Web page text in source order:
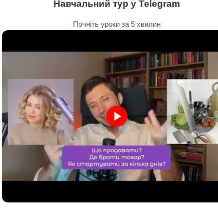
Навчальний тур у Telegram
Почніть уроки за 5 хвилин